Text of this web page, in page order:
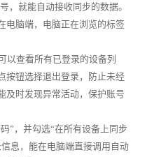
，就能自动接收同步的数据。
电脑端，电脑正在浏览的标签
以查看所有已登录的设备列
按钮选择退出登录，防止未经
及时发现异常活动，保护账号
”，并勾选“在所有设备上同步
息，能在电脑端直接调用自动